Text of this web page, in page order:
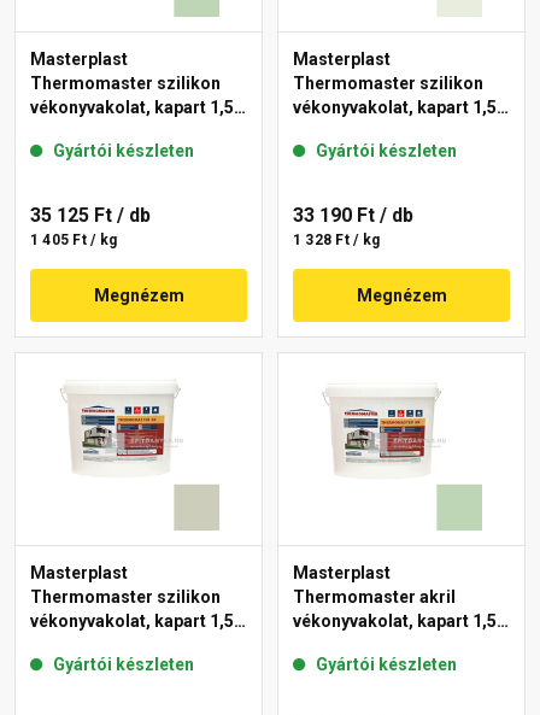
Masterplast
Thermomaster szilikon
vékonyvakolat, kapart 1,5
Gyártói készleten
35 125 Ft / db
1 405 Ft / kg
Megnézem
Masterplast
Thermomaster szilikon
vékonyvakolat, kapart 1,5
Gyártói készleten
33 190 Ft / db
1 328 Ft / kg
Megnézem
Masterplast
Thermomaster szilikon
vékonyvakolat, kapart 1,5
Gyártói készleten
Masterplast
Thermomaster akril
vékonyvakolat, kapart 1,5
Gyártói készleten